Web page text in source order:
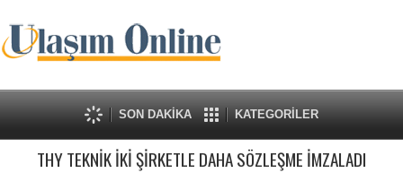
SON DAKİKA KATEGORİLER
THY TEKNİK İKİ ŞİRKETLE DAHA SÖZLEŞME İMZALADI